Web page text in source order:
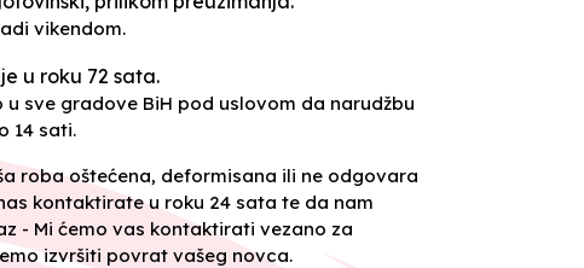
vikendom.
u roku 72 sata.
u sve gradove BiH pod uslovom da narudžbu
14 sati.
roba oštećena, deformisana ili ne odgovara
kontaktirate u roku 24 sata te da nam
- Mi ćemo vas kontaktirati vezano za
izvršiti povrat vašeg novca.